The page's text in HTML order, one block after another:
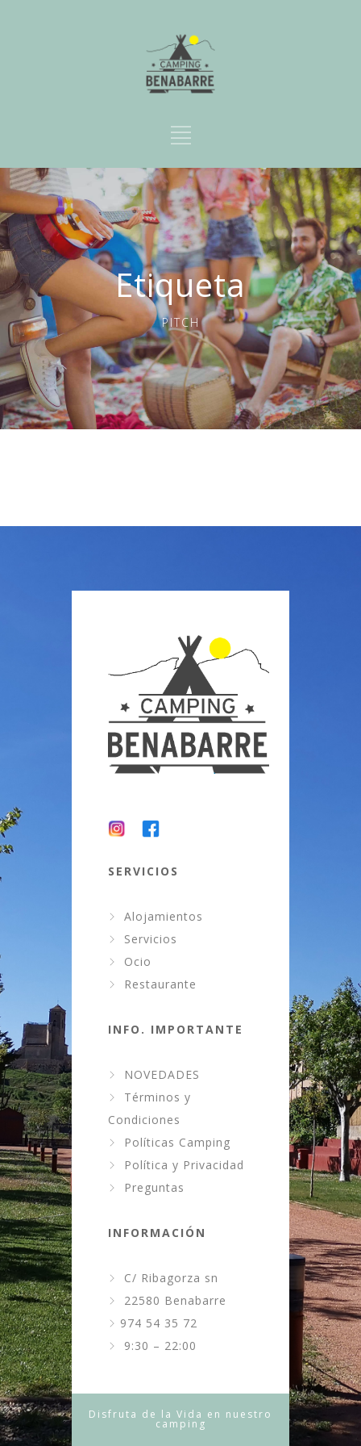
Etiqueta
PITCH
SERVICIOS
Alojamientos
Servicios
Ocio
Restaurante
INFO. IMPORTANTE
NOVEDADES
Términos y
Condiciones
Políticas Camping
Política y Privacidad
Preguntas
INFORMACIÓN
C/ Ribagorza sn
22580 Benabarre
974 54 35 72
9:30 – 22:00
Disfruta de la Vida en nuestro
camping